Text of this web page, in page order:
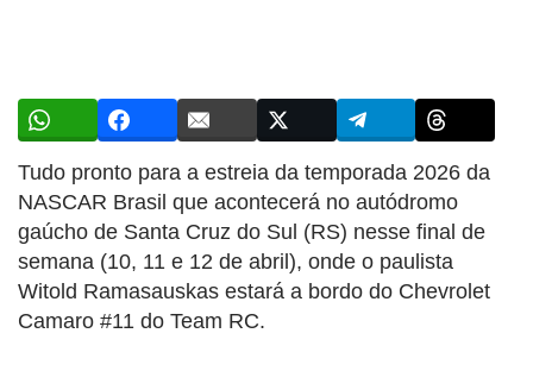
Tudo pronto para a estreia da temporada 2026 da
NASCAR Brasil que acontecerá no autódromo
gaúcho de Santa Cruz do Sul (RS) nesse final de
semana (10, 11 e 12 de abril), onde o paulista
Witold Ramasauskas estará a bordo do Chevrolet
Camaro #11 do Team RC.